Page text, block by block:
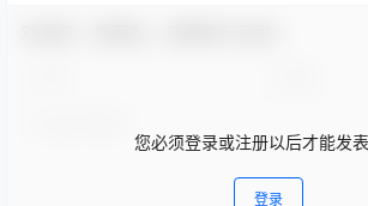
您必须登录或注册以后才能发
登录